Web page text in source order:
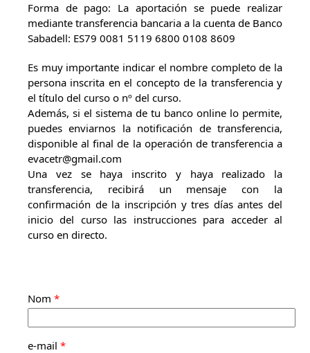
Forma de pago: La aportación se puede realizar
mediante transferencia bancaria a la cuenta de Banco
Sabadell: ES79 0081 5119 6800 0108 8609
Es muy importante indicar el nombre completo de la
persona inscrita en el concepto de la transferencia y
el título del curso o nº del curso.
Además, si el sistema de tu banco online lo permite,
puedes enviarnos la notificación de transferencia,
disponible al final de la operación de transferencia a
evacetr@gmail.com
Una vez se haya inscrito y haya realizado la
transferencia, recibirá un mensaje con la
confirmación de la inscripción y tres días antes del
inicio del curso las instrucciones para acceder al
curso en directo.
Nom *
e-mail *